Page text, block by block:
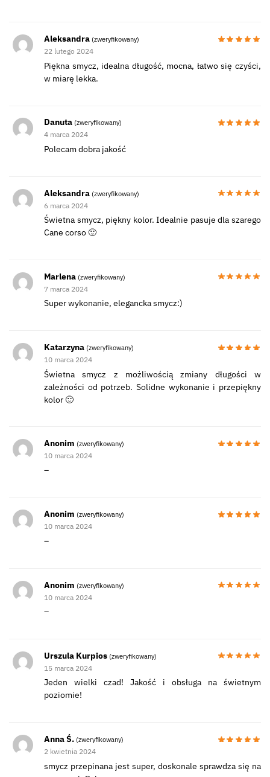
Aleksandra (zweryfikowany)
22 lutego 2024
Piękna smycz, idealna długość, mocna, łatwo się czyści,
w miarę lekka.
Danuta (zweryfikowany)
4 marca 2024
Polecam dobra jakość
Aleksandra (zweryfikowany)
6 marca 2024
Świetna smycz, piękny kolor. Idealnie pasuje dla szarego
Cane corso 🙂
Marlena (zweryfikowany)
7 marca 2024
Super wykonanie, elegancka smycz:)
Katarzyna (zweryfikowany)
10 marca 2024
Świetna smycz z możliwością zmiany długości w
zależności od potrzeb. Solidne wykonanie i przepiękny
kolor 🙂
Anonim (zweryfikowany)
10 marca 2024
–
Anonim (zweryfikowany)
10 marca 2024
–
Anonim (zweryfikowany)
10 marca 2024
–
Urszula Kurpios (zweryfikowany)
15 marca 2024
Jeden wielki czad! Jakość i obsługa na świetnym
poziomie!
Anna Ś. (zweryfikowany)
2 kwietnia 2024
smycz przepinana jest super, doskonale sprawdza się na